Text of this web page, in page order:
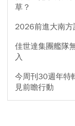
草？
2026前進大南方
佳世達集團艦隊
入
今周刊30週年特
見前瞻行動